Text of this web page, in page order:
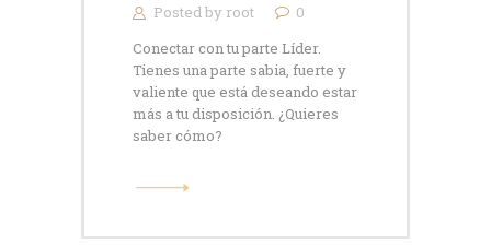
Posted by root
0
Conectar con tu parte Líder.
Tienes una parte sabia, fuerte y
valiente que está deseando estar
más a tu disposición. ¿Quieres
saber cómo?